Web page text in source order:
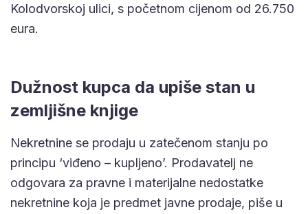
Kolodvorskoj ulici, s početnom cijenom od 26.750
eura.
Dužnost kupca da upiše stan u
zemljišne knjige
Nekretnine se prodaju u zatečenom stanju po
principu ‘viđeno – kupljeno’. Prodavatelj ne
odgovara za pravne i materijalne nedostatke
nekretnine koja je predmet javne prodaje, piše u